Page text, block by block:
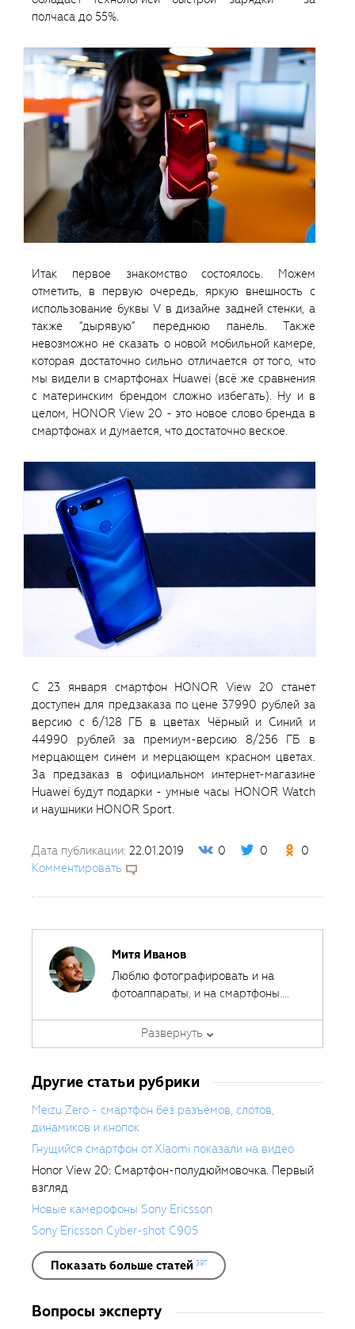
полчаса до 55%.
Итак первое знакомство состоялось. Можем
отметить, в первую очередь, яркую внешность с
использование буквы V в дизайне задней стенки, а
также “дырявую” переднюю панель. Также
невозможно не сказать о новой мобильной камере,
которая достаточно сильно отличается от того, что
мы видели в смартфонах Huawei (всё же сравнения
с материнским брендом сложно избегать). Ну и в
целом, HONOR View 20 - это новое слово бренда в
смартфонах и думается, что достаточно веское.
С 23 января смартфон HONOR View 20 станет
доступен для предзаказа по цене 37990 рублей за
версию с 6/128 ГБ в цветах Чёрный и Синий и
44990 рублей за премиум-версию 8/256 ГБ в
мерцающем синем и мерцающем красном цветах.
За предзаказ в официальном интернет-магазине
Huawei будут подарки - умные часы HONOR Watch
и наушники HONOR Sport.
Дата публикации: 22.01.2019 0 0
0
Комментировать
Митя Иванов
Люблю фотографировать и на
фотоаппараты, и на смартфоны.
которая всегда с собой.
Автор курсов и эксперт
Fotoshkola.net
Развернуть
Другие статьи рубрики
Meizu Zero - смартфон без разъёмов, слотов,
динамиков и кнопок
Гнущийся смартфон от Xiaomi показали на видео
Honor View 20: Смартфон-полудюймовочка. Первый
взгляд
Новые камерофоны Sony Ericsson
Sony Ericsson Cyber-shot C905
Показать больше статей 397
Вопросы эксперту